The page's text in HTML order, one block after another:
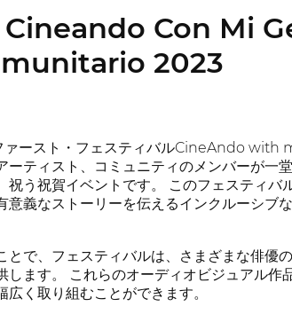
Con Mi
2023
ァースト・フェスティバルCineAndo
ティスト、コミュニティのメンバーが一
う祝賀イベントです。 このフェスティバ
義なストーリーを伝えるインクルーシブ
で、フェスティバルは、さまざまな俳優
ます。 これらのオーディオビジュアル作
く取り組むことができます。